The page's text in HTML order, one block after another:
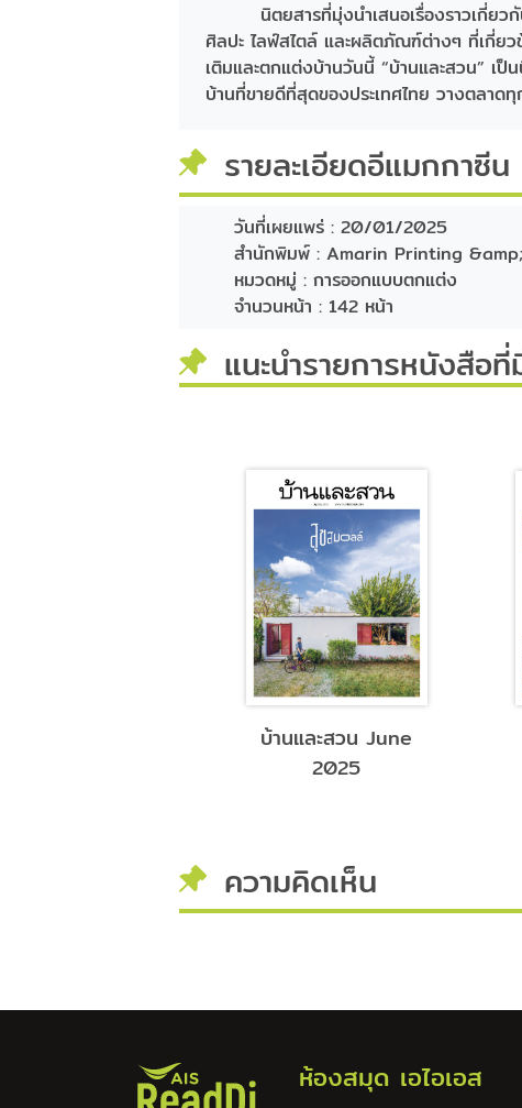
นิตยสารที่มุ่งนำเสนอเรื่องราวเกี่ย
ศิลปะ ไลฟ์สไตล์ และผลิตภัณฑ์ต่างๆ ที่เกี่ย
เติมและตกแต่งบ้านวันนี้ “บ้านและสวน” เ
บ้านที่ขายดีที่สุดของประเทศไทย วางตลาด
รายละเอียดอีแมกกาซีน
วันที่เผยแพร่ :20/01/2025
สำนักพิมพ์ :Amarin Printing
หมวดหมู่ :การออกแบบตกแต่ง
จำนวนหน้า :142 หน้า
แนะนำรายการหนังสือ
บ้านและสวน June
2025
ความคิดเห็น
ห้องสมุด เอไอเอส